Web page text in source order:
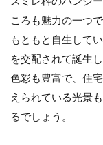
ころも魅力の一つで
もともと自生して
を交配されて誕生
色彩も豊富で、住
えられている光景
るでしょう。